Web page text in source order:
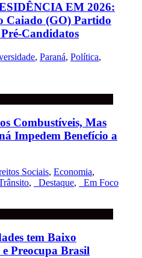
EM 2026:
Caiado (GO) Partido
Candidatos
, Paraná, Política,
Combustíveis, Mas
Impedem Benefício a
Sociais, Economia,
, _Destaque, _Em Foco
tem Baixo
Preocupa Brasil